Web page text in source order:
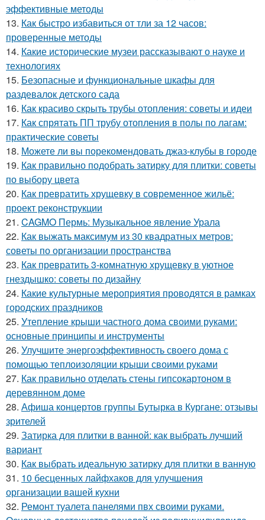
эффективные методы
13. Как быстро избавиться от тли за 12 часов:
проверенные методы
14. Какие исторические музеи рассказывают о науке и
технологиях
15. Безопасные и функциональные шкафы для
раздевалок детского сада
16. Как красиво скрыть трубы отопления: советы и идеи
17. Как спрятать ПП трубу отопления в полы по лагам:
практические советы
18. Можете ли вы порекомендовать джаз-клубы в городе
19. Как правильно подобрать затирку для плитки: советы
по выбору цвета
20. Как превратить хрущевку в современное жильё:
проект реконструкции
21. CAGMO Пермь: Музыкальное явление Урала
22. Как выжать максимум из 30 квадратных метров:
советы по организации пространства
23. Как превратить 3-комнатную хрущевку в уютное
гнездышко: советы по дизайну
24. Какие культурные мероприятия проводятся в рамках
городских праздников
25. Утепление крыши частного дома своими руками:
основные принципы и инструменты
26. Улучшите энергоэффективность своего дома с
помощью теплоизоляции крыши своими руками
27. Как правильно отделать стены гипсокартоном в
деревянном доме
28. Афиша концертов группы Бутырка в Кургане: отзывы
зрителей
29. Затирка для плитки в ванной: как выбрать лучший
вариант
30. Как выбрать идеальную затирку для плитки в ванную
31. 10 бесценных лайфхаков для улучшения
организации вашей кухни
32. Ремонт туалета панелями пвх своими руками.